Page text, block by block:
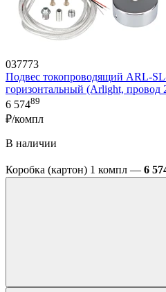
037773
Подвес токопроводящий ARL-
горизонтальный (Arlight, провод
6 57489
₽/компл
В наличии
Коробка (картон) 1 компл — 6